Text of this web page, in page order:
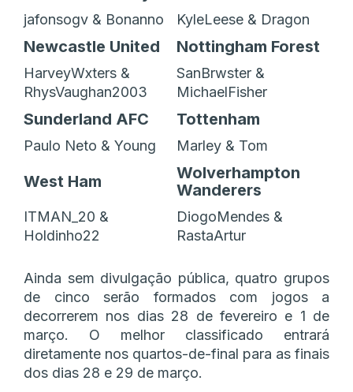
jafonsogv & Bonanno KyleLeese & Dragon
Newcastle United Nottingham Forest
HarveyWxters &
RhysVaughan2003
SanBrwster &
MichaelFisher
Sunderland AFC Tottenham
Paulo Neto & Young Marley & Tom
West Ham
Wolverhampton
Wanderers
ITMAN_20 &
Holdinho22
DiogoMendes &
RastaArtur
Ainda sem divulgação pública, quatro grupos
de cinco serão formados com jogos a
decorrerem nos dias 28 de fevereiro e 1 de
março. O melhor classificado entrará
diretamente nos quartos-de-final para as finais
dos dias 28 e 29 de março.